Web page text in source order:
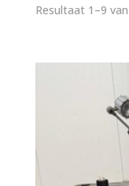
Resultaat 1–9